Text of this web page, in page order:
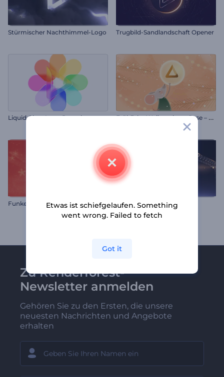
Stürmischer Nachthimmel-Logo Trugbild-Sandlandschaft Opener
Liquid Glass Logo Reveal F
röhliche Weihnachtsmäuse – Einleitung
F
unkelnder Weihnachtsbaum – Einleitung Studiolicht Logo
Zu Renderforest-
Newsletter anmelden
Gehören Sie zu den Ersten, die unsere
neuesten Nachrichten und Angebote
erhalten
Etwas ist schiefgelaufen. Something
went wrong. Failed to fetch
Got it